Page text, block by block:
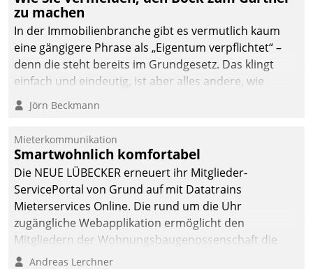
Integration der Lösungen
von AktivBo und
Datatrain ermöglicht
automatisiert ausgelöste,
zielgerichtete
Mieterbefragungen – eine
starke Grundlage für
intelligente,
datengestützte
Entscheidungen.
zu machen
In der Immobilienbranche gibt es vermutlich kaum
eine gängigere Phrase als „Eigentum verpflichtet“ –
denn die steht bereits im Grundgesetz. Das klingt
einfach und eindeutig, ist aber alles andere, wie
Branchenbeschäftigte wissen. Denn mit der
Verantwortung folgen Verpflichtungen.
Jörn Beckmann
Mieterkommunikation
Smartwohnlich komfortabel
Die NEUE LÜBECKER erneuert ihr Mitglieder-
ServicePortal von Grund auf mit Datatrains
Mieterservices Online. Die rund um die Uhr
zugängliche Webapplikation ermöglicht den
Mitgliedern der Wohnungs­bau­genossenschaft die
Kontaktaufnahme per Smartphone, Tablet oder PC.
Andreas Lerchner